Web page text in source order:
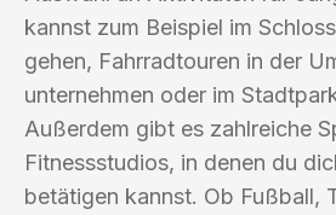
kannst zum Beispiel im
gehen, Fahrradtouren in der
unternehmen oder im
Außerdem gibt es zahlreiche
Fitnessstudios, in denen du
betätigen kannst. Ob Fußball,